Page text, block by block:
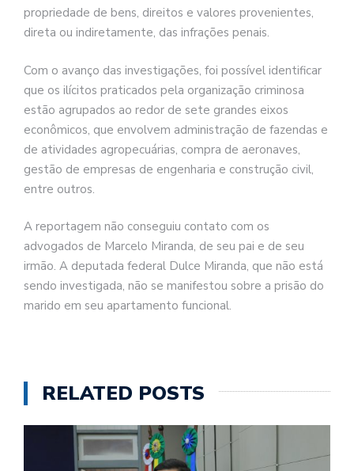
propriedade de bens, direitos e valores provenientes,
direta ou indiretamente, das infrações penais.
Com o avanço das investigações, foi possível identificar
que os ilícitos praticados pela organização criminosa
estão agrupados ao redor de sete grandes eixos
econômicos, que envolvem administração de fazendas e
de atividades agropecuárias, compra de aeronaves,
gestão de empresas de engenharia e construção civil,
entre outros.
A reportagem não conseguiu contato com os
advogados de Marcelo Miranda, de seu pai e de seu
irmão. A deputada federal Dulce Miranda, que não está
sendo investigada, não se manifestou sobre a prisão do
marido em seu apartamento funcional.
RELATED POSTS